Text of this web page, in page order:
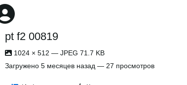
pt f2 00819
1024 × 512 — JPEG 71.7 KB
Загружено 5 месяцев назад — 27 просмотров